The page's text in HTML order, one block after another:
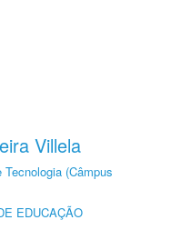
Villela
(Câmpus
EDUCAÇÃO